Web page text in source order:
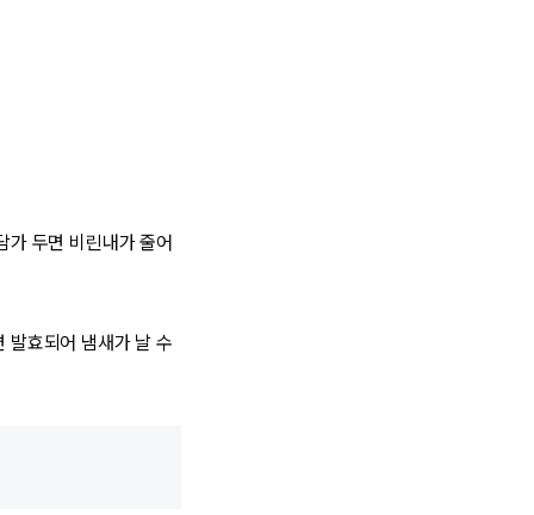
가 두면 비린내가 줄어
발효되어 냄새가 날 수